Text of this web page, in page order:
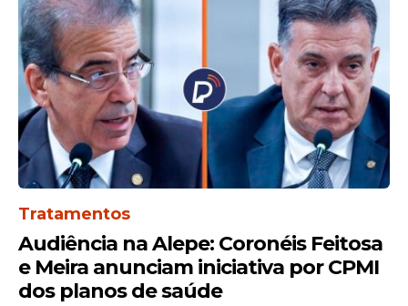
Tratamentos
Audiência na Alepe: Coronéis Feitosa
e Meira anunciam iniciativa por CPMI
dos planos de saúde